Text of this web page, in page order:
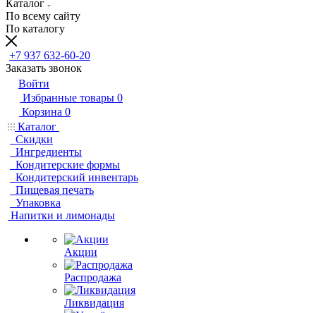
Каталог
По всему сайту
По каталогу
+7 937 632-60-20
Заказать звонок
Войти
Избранные товары 0
Корзина 0
Каталог
Скидки
Ингредиенты
Кондитерские формы
Кондитерский инвентарь
Пищевая печать
Упаковка
Напитки и лимонады
Акции
Распродажа
Ликвидация